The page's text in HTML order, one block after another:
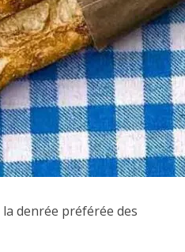
denrée préférée des